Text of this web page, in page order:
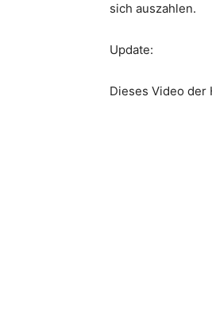
sich auszahlen.
Update:
Dieses Video der